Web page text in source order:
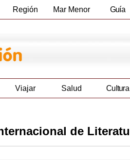
Región Mar Menor Guía
Viajar Salud Cultura
de